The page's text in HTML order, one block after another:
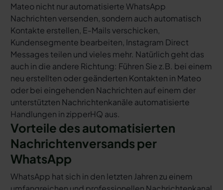
Mateo nicht nur automatisierte WhatsApp
Nachrichten versenden, sondern auch automatisch
Kontakte erstellen, E-Mails verschicken,
Kundensegmente bearbeiten, Instagram Direct
Messages teilen und vieles mehr. Natürlich geht das
auch in die andere Richtung: Führen Sie z.B. bei einem
neu erstellten oder geänderten Kontakten in Mateo
oder bei eingehenden Nachrichten auf einem der
unterstützten Nachrichtenkanäle automatisierte
Handlungen in zipperHQ aus.
Vorteile des automatisierten
Nachrichtenversands per
WhatsApp
WhatsApp hat sich in den letzten Jahren zu einem